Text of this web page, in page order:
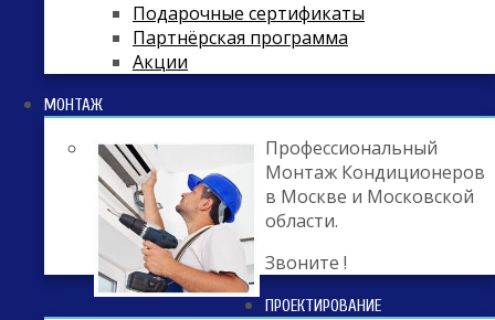
Подарочные сертификаты
Партнёрская программа
Акции
МОНТАЖ
Профессиональный
Монтаж Кондиционеров
в Москве и Московской
области.
Звоните !
ПРОЕКТИРОВАНИЕ